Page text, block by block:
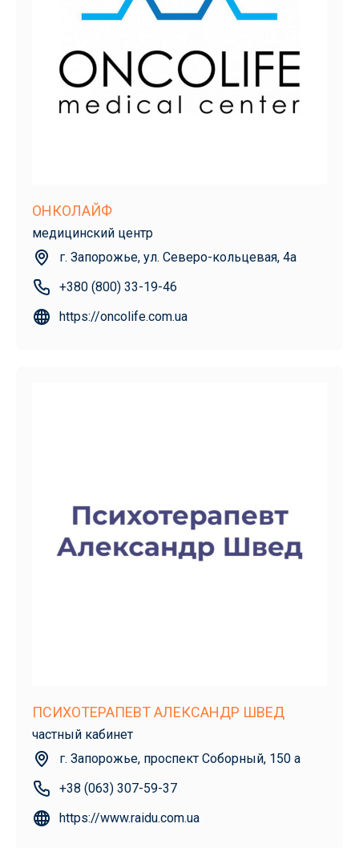
ОНКОЛАЙФ
медицинский центр
г. Запорожье, ул. Северо-кольцевая, 4а
+380 (800) 33-19-46
https://oncolife.com.ua
ПСИХОТЕРАПЕВТ АЛЕКСАНДР ШВЕД
частный кабинет
г. Запорожье, проспект Соборный, 150 а
+38 (063) 307-59-37
https://www.raidu.com.ua